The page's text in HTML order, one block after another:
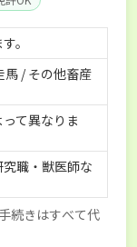
時間以内
遇
世帯寮あり
。
馬 / その他畜産
て異なりま
職・獣医師な
続きはすべて代